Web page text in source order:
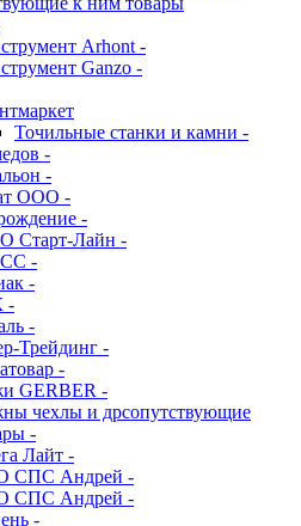
Arhont -
Ganzo -
Точильные станки и камни -
-
-
ООО -
-
Старт-Лайн -
-
-
-
-
Трейдинг -
-
GERBER -
чехлы и дрсопутствующие
-
Лайт -
СПС Андрей -
СПС Андрей -
-